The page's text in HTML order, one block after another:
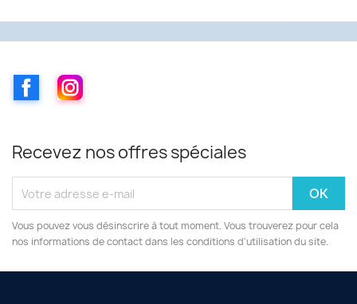
FacebookInstagram
Recevez nos offres spéciales
Vous pouvez vous désinscrire à tout moment. Vous trouverez pour cela
nos informations de contact dans les conditions d'utilisation du site.